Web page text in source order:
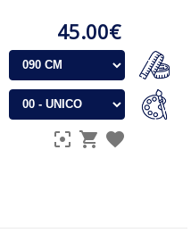
45.00€